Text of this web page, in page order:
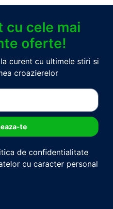
cu cele mai
oferte!
curent cu ultimele stiri si
croazierelor
de confidentialitate
cu caracter personal